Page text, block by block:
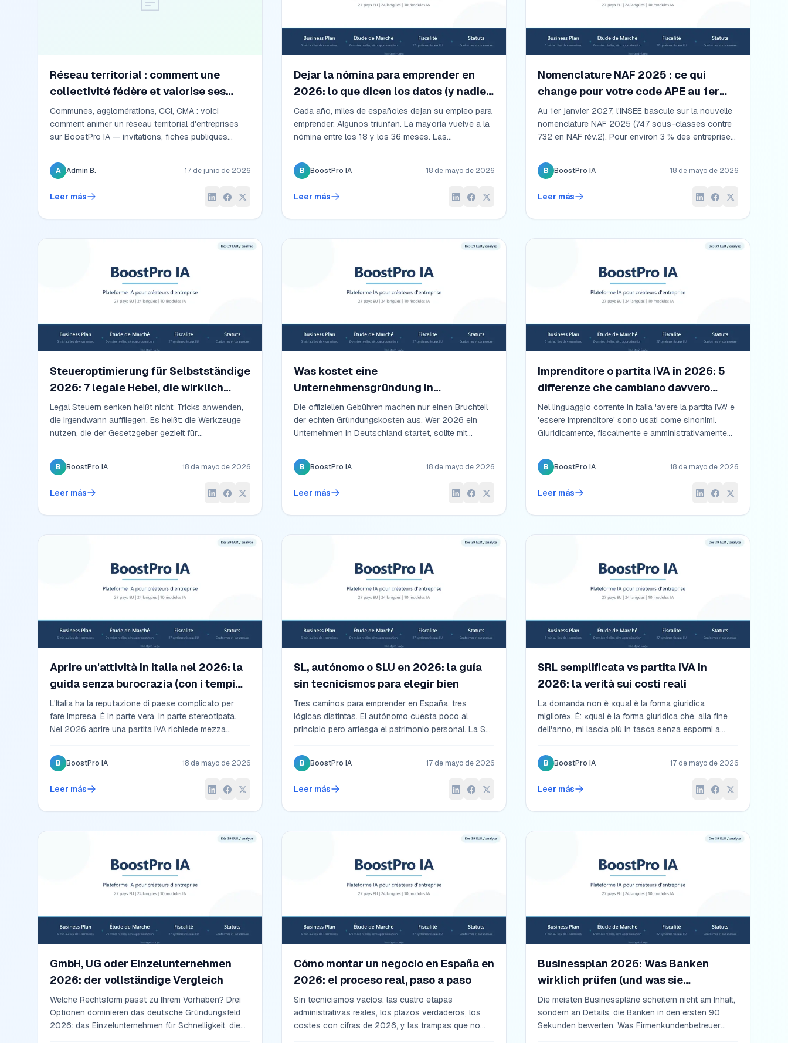
Réseau territorial : comment une
collectivité fédère et valorise ses
entreprises locales
Communes, agglomérations, CCI, CMA : voici
comment animer un réseau territorial d'entreprises
sur BoostPro IA — invitations, fiches publiques
entrepreneurs.
A Admin B. 17 de junio de 2026
Leer más
Dejar la nómina para emprender en
2026: lo que dicen los datos (y nadie
te cuenta)
Cada año, miles de españoles dejan su empleo para
emprender. Algunos triunfan. La mayoría vuelve a la
nómina entre los 18 y los 36 meses. Las
España dibujan un retrato matizado del transitario
salariado-emprendedor en España. Datos
a quienes lo consiguen de quienes vuelven al punto
B BoostPro IA 18 de mayo de 2026
Leer más
Nomenclature NAF 2025 : ce qui
change pour votre code APE au 1er
janvier 2027
Au 1er janvier 2027, l'INSEE bascule sur la nouvelle
nomenclature NAF 2025 (747 sous-classes contre
732 en NAF rév.2). Pour environ 3 % des entreprises,
indirects à anticiper sur la convention collective
applicable, les taux de cotisations sociales et
sert un code APE, ce qui évolue avec la NAF 2025,
B BoostPro IA 18 de mayo de 2026
Leer más
Steueroptimierung für Selbstständige
2026: 7 legale Hebel, die wirklich
Geld sparen
Legal Steuern senken heißt nicht: Tricks anwenden,
die irgendwann auffliegen. Es heißt: die Werkzeuge
nutzen, die der Gesetzgeber gezielt für
konkreten Ersparnissen und den Voraussetzungen,
die jeder kennen sollte — bevor das Steuerjahr zu
B BoostPro IA 18 de mayo de 2026
Leer más
Was kostet eine
Unternehmensgründung in
Deutschland wirklich? Realistische
Zahlen 2026
Die offiziellen Gebühren machen nur einen Bruchteil
der echten Gründungskosten aus. Wer 2026 ein
Unternehmen in Deutschland startet, sollte mit
Eine ehrliche Aufschlüsselung der Kosten — von der
Gewerbeanmeldung bis zum ersten
versteckten Posten.
B BoostPro IA 18 de mayo de 2026
Leer más
Imprenditore o partita IVA in 2026: 5
differenze che cambiano davvero
tutto
Nel linguaggio corrente in Italia 'avere la partita IVA' e
'essere imprenditore' sono usati come sinonimi.
Giuridicamente, fiscalmente e amministrativamente
differenze prima di scegliere è la chiave per non
ritrovarsi tra due anni a chiedersi perché si paga
adatto al proprio modello di business.
B BoostPro IA 18 de mayo de 2026
Leer más
Aprire un'attività in Italia nel 2026: la
guida senza burocrazia (con i tempi
veri)
L'Italia ha la reputazione di paese complicato per
fare impresa. È in parte vera, in parte stereotipata.
Nel 2026 aprire una partita IVA richiede mezza
Una SRL ordinaria due settimane. Questa guida
spiega passo per passo cosa succede davvero,
legittime — senza nascondersi dietro tecnicismi.
B BoostPro IA 18 de mayo de 2026
Leer más
SL, autónomo o SLU en 2026: la guía
sin tecnicismos para elegir bien
Tres caminos para emprender en España, tres
lógicas distintas. El autónomo cuesta poco al
principio pero arriesga el patrimonio personal. La SL
combina lo mejor de ambas para un único socio.
Comparación honesta con cifras 2026 y los
B BoostPro IA 17 de mayo de 2026
Leer más
SRL semplificata vs partita IVA in
2026: la verità sui costi reali
La domanda non è «qual è la forma giuridica
migliore». È: «qual è la forma giuridica che, alla fine
dell'anno, mi lascia più in tasca senza espormi a
onesto tra ditta individuale, SRLS e SRL in 2026, con
simulazioni a tre livelli di fatturato e i costi nascosti
B BoostPro IA 17 de mayo de 2026
Leer más
GmbH, UG oder Einzelunternehmen
2026: der vollständige Vergleich
Welche Rechtsform passt zu Ihrem Vorhaben? Drei
Optionen dominieren das deutsche Gründungsfeld
2026: das Einzelunternehmen für Schnelligkeit, die
Cómo montar un negocio en España en
2026: el proceso real, paso a paso
Sin tecnicismos vacíos: las cuatro etapas
administrativas reales, los plazos verdaderos, los
costes con cifras de 2026, y las trampas que no
Businessplan 2026: Was Banken
wirklich prüfen (und was sie
ignorieren)
Die meisten Businesspläne scheitern nicht am Inhalt,
sondern an Details, die Banken in den ersten 90
Sekunden bewerten. Was Firmenkundenbetreuer